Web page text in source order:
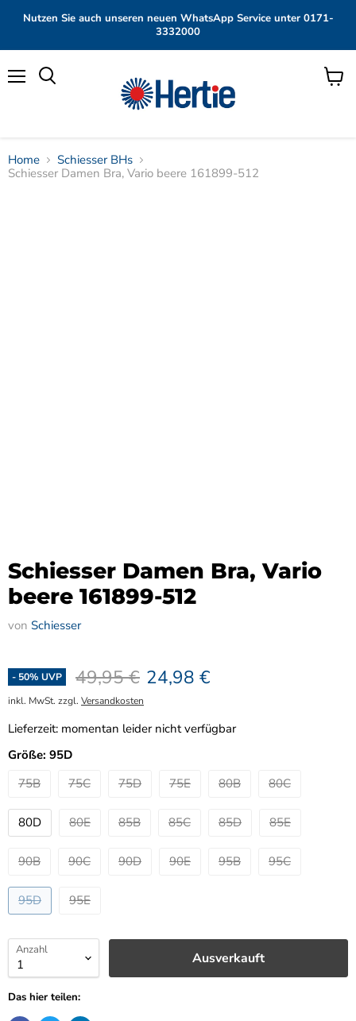
Nutzen Sie auch unseren neuen WhatsApp Service unter 0171-
3332000
Home
Schiesser BHs
Schiesser Damen Bra, Vario beere 161899-512
Schiesser Damen Bra, Vario
beere 161899-512
von Schiesser
- 50% UVP Ursprünglicher Preis
49,95 € Aktueller Preis
24,98 €
inkl. MwSt. zzgl. Versandkosten
Lieferzeit: momentan leider nicht verfügbar
Größe: 95D
75B
75C 75D 75E 80B 80C
80D 80E 85B 85C 85D 85E
90B 90C 90D 90E 95B 95C
95D 95E
Anzahl Ausverkauft
Das hier teilen: